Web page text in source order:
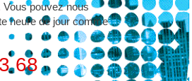
pouvez nous
heure de jour comme
68